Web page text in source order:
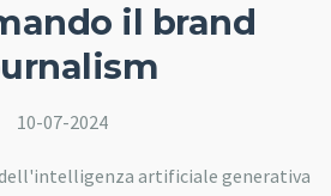
il brand
10-07-2024
artificiale generativa